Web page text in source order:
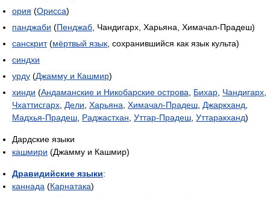
ория (Орисса)
панджаби (Пенджаб , Чандигарх, Харьяна, Химачал-Прадеш)
санскрит(мёртвый язык , сохранившийся как язык культа)
синдхи
урду (Джамму и Кашмир)
хинди (Андаманские и Никобарские острова Бихар Чандигарх
Чхаттисгарх Дели Харьяна Химачал-Прадеш Джаркханд
Мадхья-Прадеш Раджастхан Уттар-Прадеш Уттаракханд)
Дардские языки
кашмири (Джамму и Кашмир)
Дравидийские языки:
каннада (Карнатака)